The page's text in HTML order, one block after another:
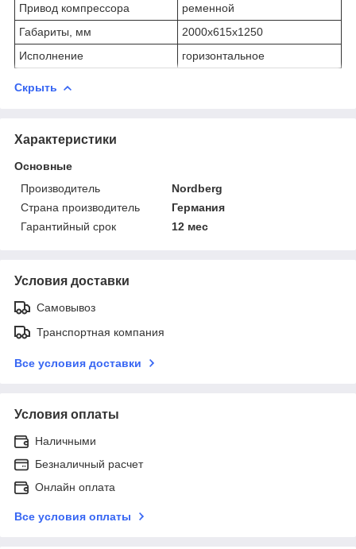
Привод компрессора
ременной
Габариты, мм
2000x615x1250
Исполнение
горизонтальное
Скрыть
Характеристики
Основные
Производитель
Nordberg
Страна производитель
Германия
Гарантийный срок
12 мес
Условия доставки
Самовывоз
Транспортная компания
Все условия доставки
Условия оплаты
Наличными
Безналичный расчет
Онлайн оплата
Все условия оплаты